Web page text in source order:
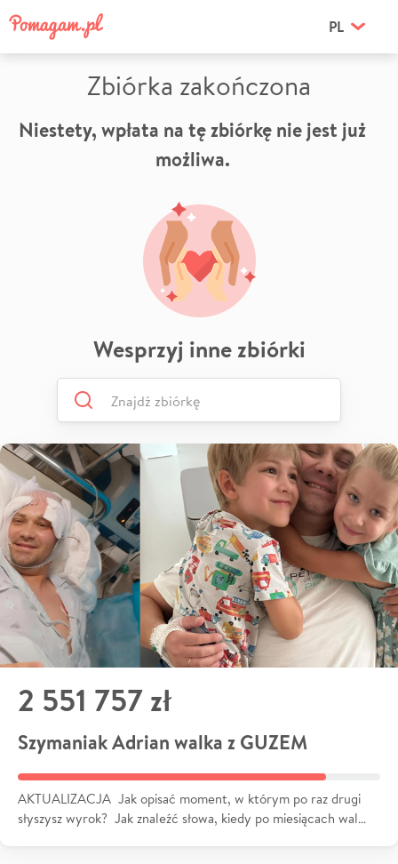
PL
Zbiórka zakończona
Niestety, wpłata na tę zbiórkę nie jest już
możliwa.
Wesprzyj inne zbiórki
2 551 757 zł
Szymaniak Adrian walka z GUZEM
AKTUALIZACJA Jak opisać moment, w którym po raz drugi
słyszysz wyrok? Jak znaleźć słowa, kiedy po miesiącach wal…